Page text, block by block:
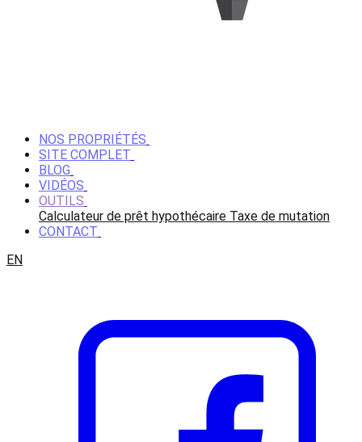
NOS PROPRIÉTÉS
SITE COMPLET
BLOG
VIDÉOS
OUTILS
Calculateur de prêt hypothécaire Taxe de mutation
CONTACT
EN